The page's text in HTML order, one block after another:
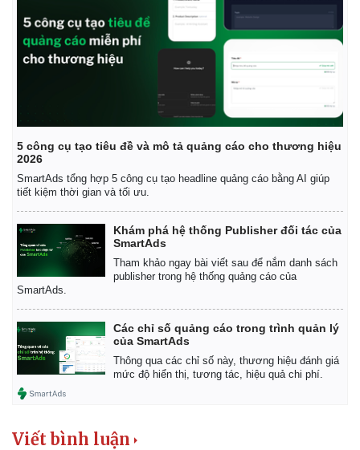
5 công cụ tạo tiêu đề và mô tả quảng cáo cho thương hiệu
2026
SmartAds tổng hợp 5 công cụ tạo headline quảng cáo bằng AI giúp
tiết kiệm thời gian và tối ưu.
Khám phá hệ thống Publisher đối tác của
SmartAds
Tham khảo ngay bài viết sau để nắm danh sách
publisher trong hệ thống quảng cáo của
SmartAds.
Các chỉ số quảng cáo trong trình quản lý
của SmartAds
Thông qua các chỉ số này, thương hiệu đánh giá
mức độ hiển thị, tương tác, hiệu quả chi phí.
Viết bình luận